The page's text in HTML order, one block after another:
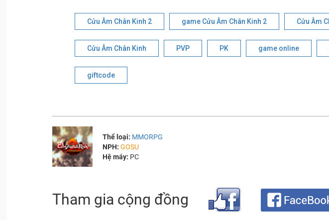
Cửu Âm Chân Kinh 2 game Cửu Âm Chân Kinh 2 Cửu Âm
Cửu Âm Chân Kinh PVP PK game online
giftcode
Thể loại: MMORPG
NPH: GOSU
Hệ máy: PC
Tham gia cộng đồng